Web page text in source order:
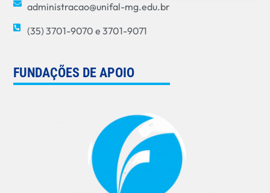
administracao@unifal-mg.edu.br
(35) 3701-9070 e 3701-9071
FUNDAÇÕES DE APOIO